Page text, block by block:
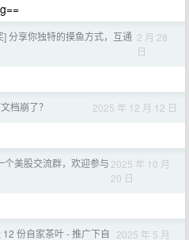
] 分享你独特的摸鱼方式，互通 2 月 28
日
档崩了？ 2025 年 12 月 12 日
个美股交流群，欢迎参与 2025 年 10 月
20 日
12 份自家茶叶 - 推广下自 2025 年 5 月